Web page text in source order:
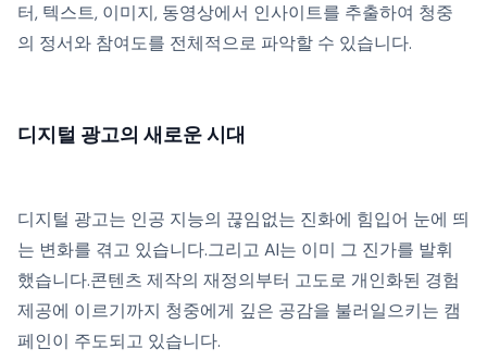
터, 텍스트, 이미지, 동영상에서 인사이트를 추출하여 청중
의 정서와 참여도를 전체적으로 파악할 수 있습니다.
디지털 광고의 새로운 시대
디지털 광고는 인공 지능의 끊임없는 진화에 힘입어 눈에 띄
는 변화를 겪고 있습니다.그리고 AI는 이미 그 진가를 발휘
했습니다.콘텐츠 제작의 재정의부터 고도로 개인화된 경험
제공에 이르기까지 청중에게 깊은 공감을 불러일으키는 캠
페인이 주도되고 있습니다.